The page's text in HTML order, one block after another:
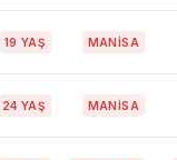
19 YAŞ MANİSA
24 YAŞ MANİSA